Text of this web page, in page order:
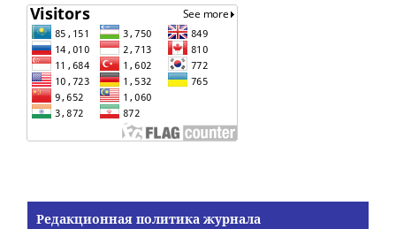
Редакционная политика журнала